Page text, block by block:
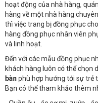
hoạt động của nhà hàng,
hàng về một nhà hàng
thì việc trang bị đồng phục
hàng đồng phục nhân viên
và linh hoạt.
Đến với các mẫu đồng phục
khách hàng luôn có thể chọn
bàn phù hợp hướng tới sự trẻ
Bạn có thể tham khảo thêm